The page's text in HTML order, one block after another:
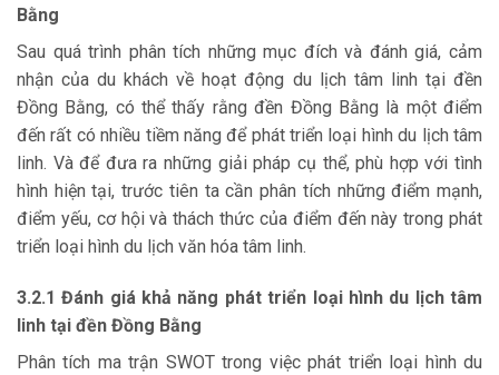
Bằng
Sau quá trình phân tích những mục đích và đánh giá, cảm
nhận của du khách về hoạt động du lịch tâm linh tại đền
Đồng Bằng, có thể thấy rằng đền Đồng Bằng là một điểm
đến rất có nhiều tiềm năng để phát triển loại hình du lịch tâm
linh. Và để đưa ra những giải pháp cụ thể, phù hợp với tình
hình hiện tại, trước tiên ta cần phân tích những điểm mạnh,
điểm yếu, cơ hội và thách thức của điểm đến này trong phát
triển loại hình du lịch văn hóa tâm linh.
3.2.1 Đánh giá khả năng phát triển loại hình du lịch tâm
linh tại đền Đồng Bằng
Phân tích ma trận SWOT trong việc phát triển loại hình du